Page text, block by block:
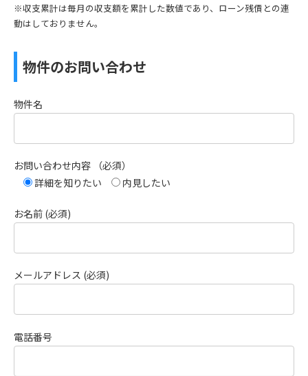
※収支累計は毎月の収支額を累計した数値であり、ローン残債との連
動はしておりません。
物件のお問い合わせ
物件名
お問い合わせ内容 （必須）
詳細を知りたい
内見したい
お名前 (必須)
メールアドレス (必須)
電話番号